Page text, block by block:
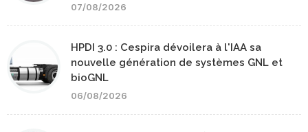
07/08/2026
HPDI 3.0 : Cespira dévoilera à l'IAA sa
nouvelle génération de systèmes GNL et
bioGNL
06/08/2026